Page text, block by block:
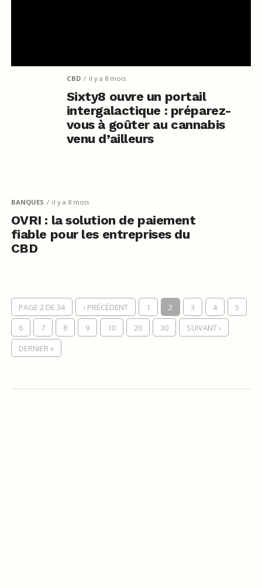
CBD il y a 8 mois
Sixty8 ouvre un portail
intergalactique : préparez-
vous à goûter au cannabis
venu d’ailleurs
BANQUES il y a 8 mois
OVRI : la solution de paiement
fiable pour les entreprises du
CBD
PAGE 2 DE 34 ‹ PRÉCÉDENT 1 2 3 4
5
6
7 8 9 10 20 30
SUIVANT ›
DERNIER »